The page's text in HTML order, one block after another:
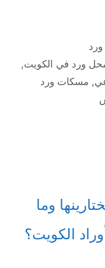
ورد في الكويت,
, مسكات ورد
وما
الكويت؟